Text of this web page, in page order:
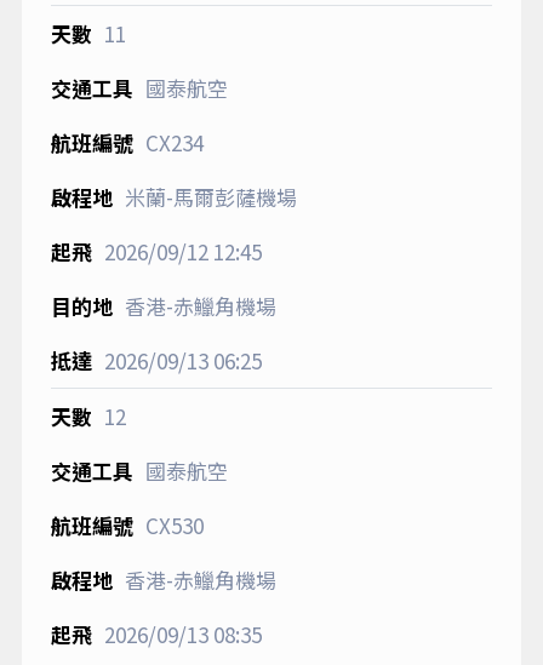
11
國泰航空
CX234
米蘭-馬爾彭薩機場
2026/09/1212:45
香港-赤鱲角機場
2026/09/1306:25
12
國泰航空
CX530
香港-赤鱲角機場
2026/09/1308:35